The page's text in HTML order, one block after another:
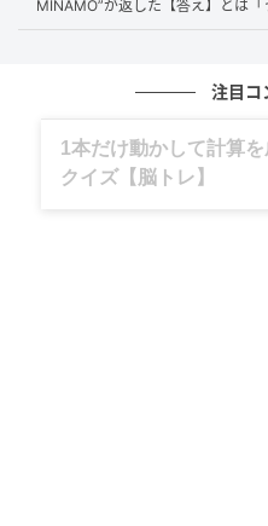
勢には脱帽するばかりです
MINAMO”が返した【答え】とは「
注目コ
グルメ、ギャグ、子
めます。